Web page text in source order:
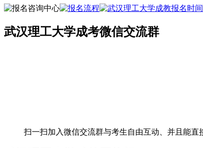
武汉理工大学成考微信交流群
扫一扫加入微信交流群与考生自由互动、并且能直